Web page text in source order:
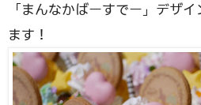
「まんなかばーすでー」デザ
ます！